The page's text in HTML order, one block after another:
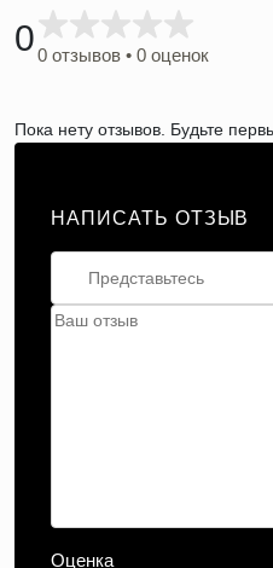
00 отзывов • 0 оценок
Пока нету отзывов. Будьте
НАПИСАТЬ ОТЗЫВ
Оценка